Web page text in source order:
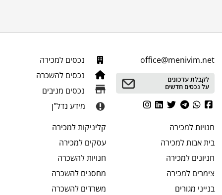
office@menivim.net
לקבלת עדכונים
על נכסים חדשים
נכסים למכירה
נכסים להשכרה
נכסים מניבים
מידע נדל"ן
חנויותלמכירה
בית אבותלמכירה
חניונים למכירה
צימרים למכירה
בנייני מגורים
קליניקותלמכירה
עסקים למכירה
חנויותלהשכרה
מחסנים להשכרה
משרדים להשכרה